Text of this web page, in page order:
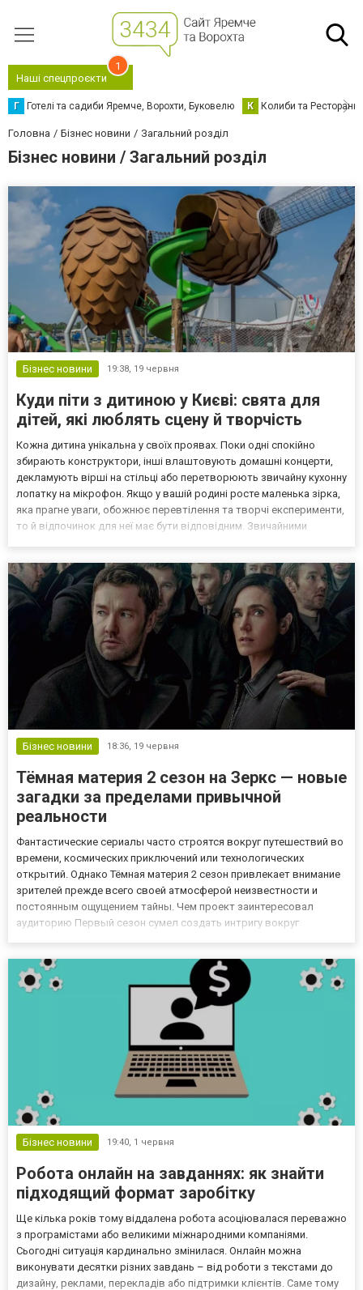
Наші спецпроєкти
1
Г Готелі та садиби Яремче, Ворохти, Буковелю К Колиби та Ресторани
Головна Бізнес новини Загальний розділ
Бізнес новини / Загальний розділ
Бізнес новини 19:38, 19 червня
Куди піти з дитиною у Києві: свята для
дітей, які люблять сцену й творчість
Кожна дитина унікальна у своїх проявах. Поки одні спокійно
збирають конструктори, інші влаштовують домашні концерти,
декламують вірші на стільці або перетворюють звичайну кухонну
лопатку на мікрофон. Якщо у вашій родині росте маленька зірка,
яка прагне уваги, обожнює перевтілення та творчі експерименти,
то й відпочинок для неї має бути відповідним. Звичайними
Бізнес новини 18:36, 19 червня
Тёмная материя 2 сезон на Зеркс — новые
загадки за пределами привычной
реальности
Фантастические сериалы часто строятся вокруг путешествий во
времени, космических приключений или технологических
открытий. Однако Тёмная материя 2 сезон привлекает внимание
зрителей прежде всего своей атмосферой неизвестности и
постоянным ощущением тайны. Чем проект заинтересовал
аудиторию Первый сезон сумел создать интригу вокруг
детали происх...
Бізнес новини 19:40, 1 червня
Робота онлайн на завданнях: як знайти
підходящий формат заробітку
Ще кілька років тому віддалена робота асоціювалася переважно
з програмістами або великими міжнародними компаніями.
Сьогодні ситуація кардинально змінилася. Онлайн можна
виконувати десятки різних завдань – від роботи з текстами до
дизайну, реклами, перекладів або підтримки клієнтів. Саме тому